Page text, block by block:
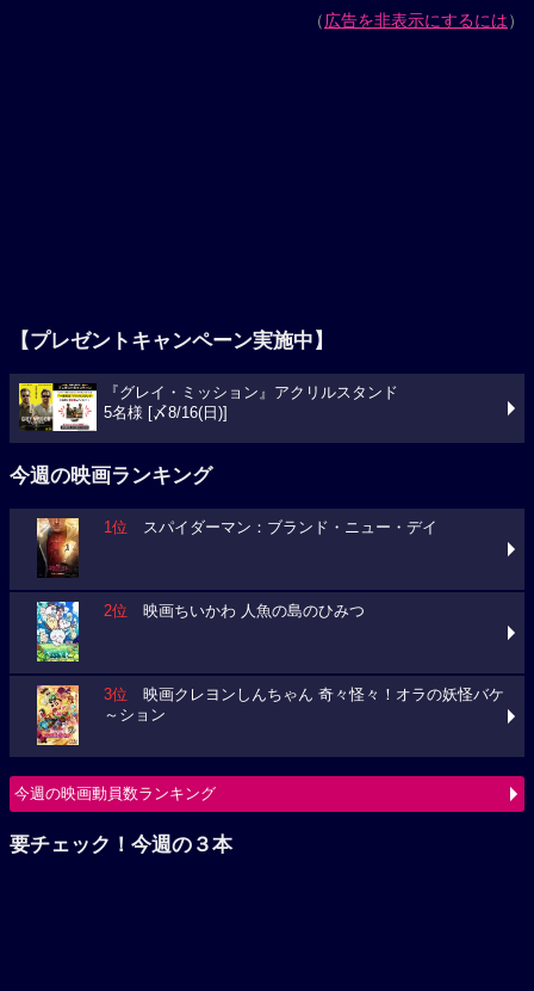
5名様 [〆8/16(日)]
今週の映画ランキング
2位 映画ちいかわ 人魚の島のひみつ
3位 映画クレヨンしんちゃん 奇々怪々！オラの妖怪バケ
今週の映画動員数ランキング
要チェック！今週の３本